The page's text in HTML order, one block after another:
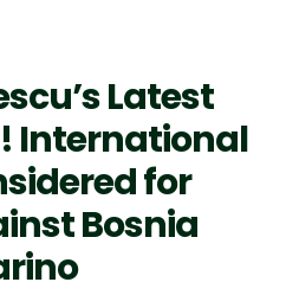
Latest
International
for
Bosnia